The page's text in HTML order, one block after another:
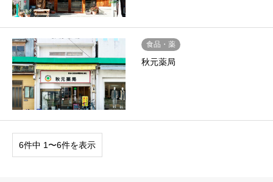
食品・薬
秋元薬局
6件中 1〜6件を表示